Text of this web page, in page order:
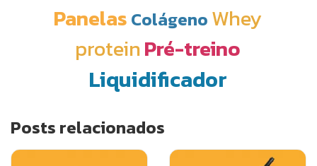
Panelas Colágeno Whey
proteinPré-treino
Liquidificador
Posts relacionados